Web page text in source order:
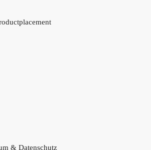
& Datenschutz